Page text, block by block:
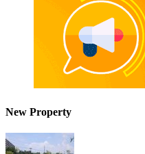
New Property